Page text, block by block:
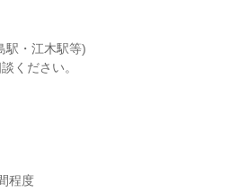
駅・江木駅等)
ください。
程度